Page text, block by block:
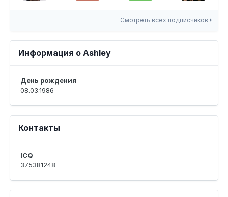
Смотреть всех подписчиков
Информация о Ashley
День рождения
08.03.1986
Контакты
ICQ
375381248